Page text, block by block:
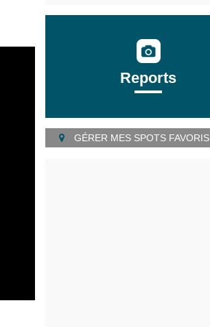
Reports
GÉRER MES SPOTS FAVORIS